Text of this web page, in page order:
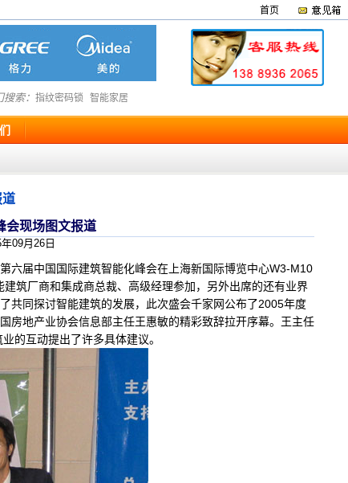
首页
搜索： 指纹密码锁 智能家居
道
会现场图文报道
09月26日
届中国国际建筑智能化峰会在上海新国际博览中心W3-M10
筑厂商和集成商总裁、高级经理参加，另外出席的还有业界
共同探讨智能建筑的发展，此次盛会千家网公布了2005年度
房地产业协会信息部主任王惠敏的精彩致辞拉开序幕。王主任
的互动提出了许多具体建议。